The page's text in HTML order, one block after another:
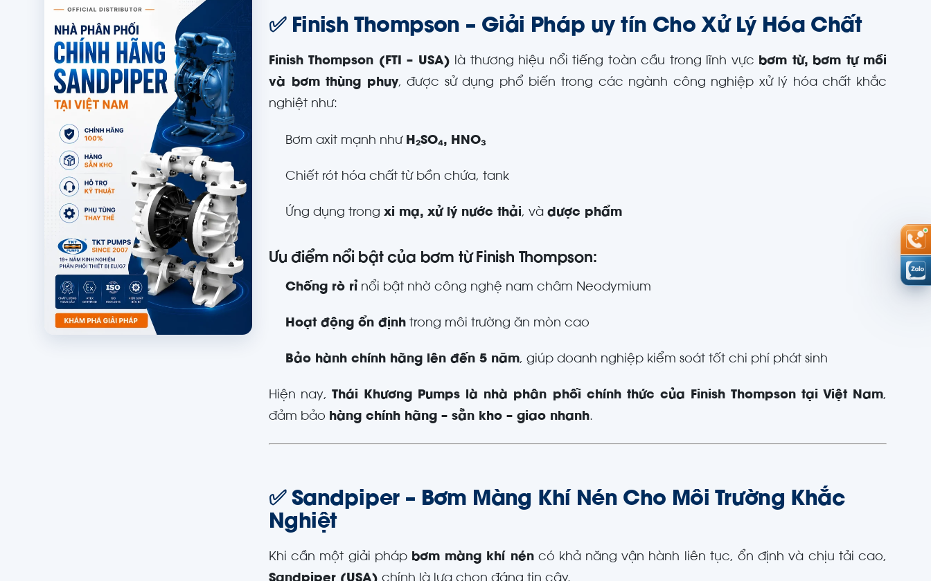
✅ Finish Thompson – Giải Pháp uy tín Cho Xử Lý Hóa Chất
Finish Thompson (FTI – USA) là thương hiệu nổi tiếng toàn cầu trong lĩnh vực bơm từ, bơm tự mồi
và bơm thùng phuy, được sử dụng phổ biến trong các ngành công nghiệp xử lý hóa chất khắc
nghiệt như:
Bơm axit mạnh như H₂SO₄, HNO₃
Chiết rót hóa chất từ bồn chứa, tank
Ứng dụng trong xi mạ, xử lý nước thải, và dược phẩm
Ưu điểm nổi bật của bơm từ Finish Thompson:
Chống rò rỉ nổi bật nhờ công nghệ nam châm Neodymium
Hoạt động ổn định trong môi trường ăn mòn cao
Bảo hành chính hãng lên đến 5 năm, giúp doanh nghiệp kiểm soát tốt chi phí phát sinh
Hiện nay,Thái Khương Pumps là nhà phân phối chính thức của Finish Thompson tại Việt Nam,
đảm bảo hàng chính hãng – sẵn kho – giao nhanh.
✅ Sandpiper – Bơm Màng Khí Nén Cho Môi Trường Khắc
Nghiệt
Khi cần một giải pháp bơm màng khí néncó khả năng vận hành liên tục, ổn định và chịu tải cao,